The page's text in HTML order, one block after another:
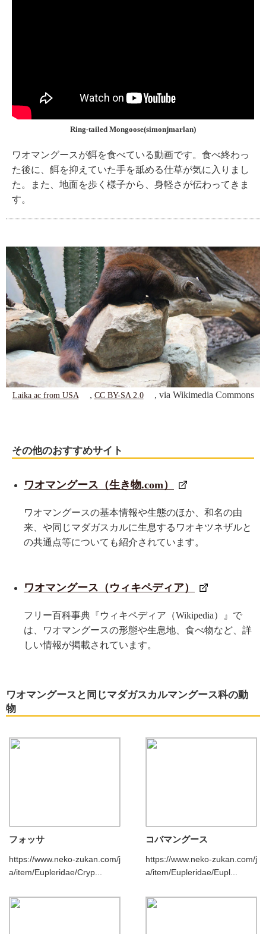
Ring-tailed Mongoose(simonjmarlan)
ワオマングースが餌を食べている動画です。食べ終わっ
た後に、餌を抑えていた手を舐める仕草が気に入りまし
た。また、地面を歩く様子から、身軽さが伝わってきま
す。
Laika ac from USA , CC BY-SA 2.0 , via Wikimedia Commons
その他のおすすめサイト
ワオマングース（生き物.com）
ワオマングースの基本情報や生態のほか、和名の由
来、や同じマダガスカルに生息するワオキツネザルと
の共通点等についても紹介されています。
ワオマングース（ウィキペディア）
フリー百科事典『ウィキペディア（Wikipedia）』で
は、ワオマングースの形態や生息地、食べ物など、詳
しい情報が掲載されています。
ワオマングースと同じマダガスカルマングース科の動
物
フォッサ
https://www.neko-zukan.com/j
a/item/Eupleridae/Cryp...
コバマングース
https://www.neko-zukan.com/j
a/item/Eupleridae/Eupl...